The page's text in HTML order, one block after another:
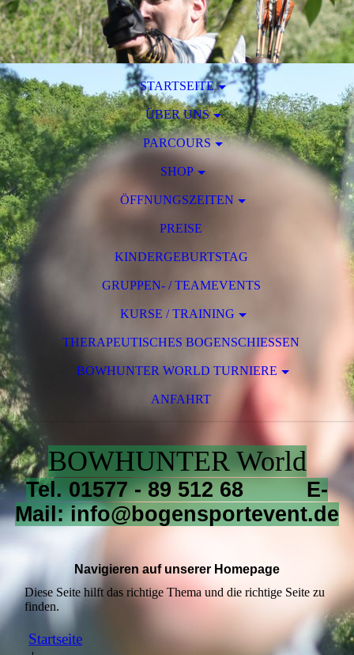
STARTSEITE
ÜBER UNS
PARCOURS
SHOP
ÖFFNUNGSZEITEN
PREISE
KINDERGEBURTSTAG
GRUPPEN- / TEAMEVENTS
KURSE / TRAINING
THERAPEUTISCHES BOGENSCHIESSEN
BOWHUNTER WORLD TURNIERE
ANFAHRT
BOWHUNTER World
Tel. 01577 - 89 512 68 E-
Mail: info@bogensportevent.de
Navigieren auf unserer Homepage
Diese Seite hilft das richtige Thema und die richtige Seite zu
finden.
Startseite